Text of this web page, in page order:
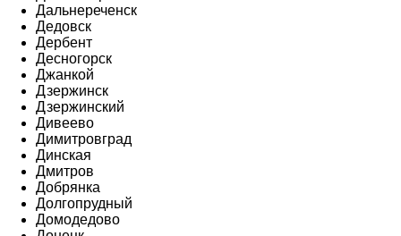
Дальнереченск
Дедовск
Дербент
Десногорск
Джанкой
Дзержинск
Дзержинский
Дивеево
Димитровград
Динская
Дмитров
Добрянка
Долгопрудный
Домодедово